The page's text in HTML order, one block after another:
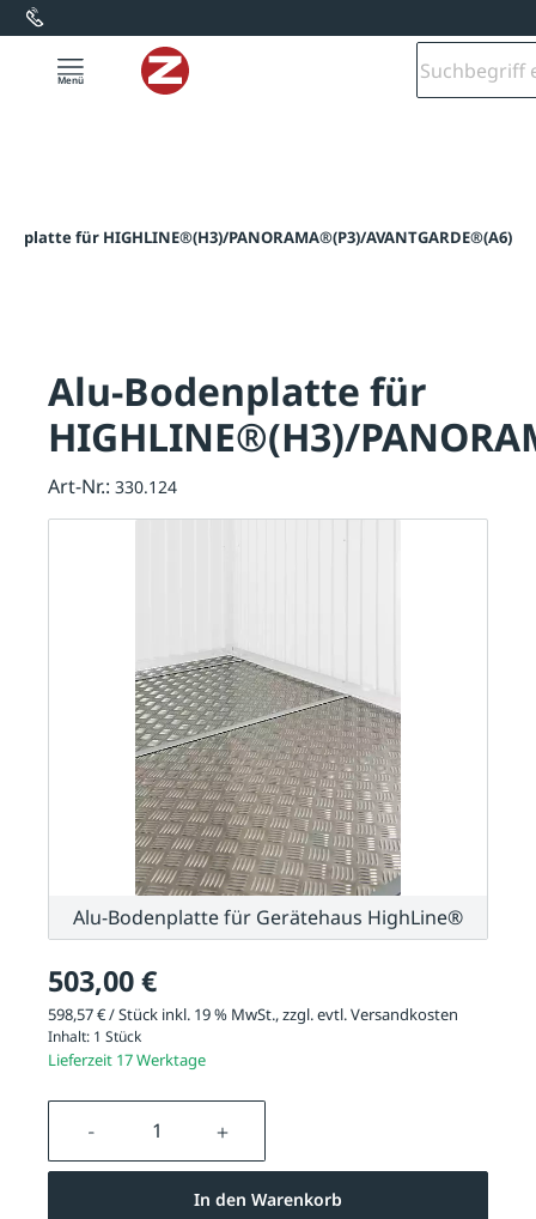
springen
für HIGHLINE®(H3)/PANORAMA®(P3)/AVANTGARDE®(A6)
503,00 €
598,57 € / Stück inkl. 19 % MwSt., zzgl. evtl.Versandkosten
Inhalt: 1 Stück
Lieferzeit 17 Werktage
Produkt Anzahl: Gib den
In den Warenkorb
Alu-Bodenplatte für
HIGHLINE®(H3)/
Art-Nr.: 330.124
Alu-Bodenplatte für Gerätehaus HighLine®